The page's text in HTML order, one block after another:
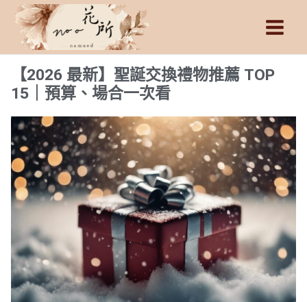
Main
【2026 最新】聖誕交換禮物推薦 TOP
15｜預算、場合一次看